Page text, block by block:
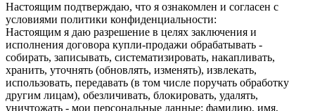
Настоящим подтверждаю, что я ознакомлен и согласен с
условиями политики конфиденциальности:
Настоящим я даю разрешение в целях заключения и
исполнения договора купли-продажи обрабатывать -
собирать, записывать, систематизировать, накапливать,
хранить, уточнять (обновлять, изменять), извлекать,
использовать, передавать (в том числе поручать обработку
другим лицам), обезличивать, блокировать, удалять,
уничтожать - мои персональные данные: фамилию, имя,